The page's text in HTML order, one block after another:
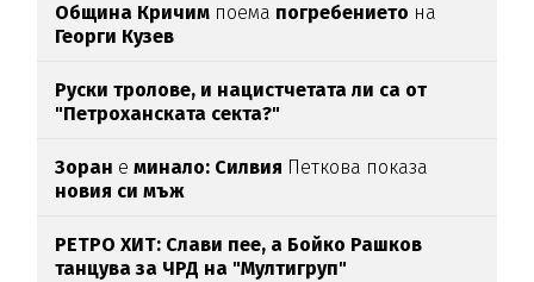
Община Кричим поема погребението на
Георги Кузев
Руски тролове, и нацистчетата ли са от
"Петроханската секта?"
Зоран еминало: Силвия Петкова показа
новия си мъж
РЕТРО ХИТ: Слави пее, а Бойко Рашков
танцува за ЧРД на "Мултигруп"